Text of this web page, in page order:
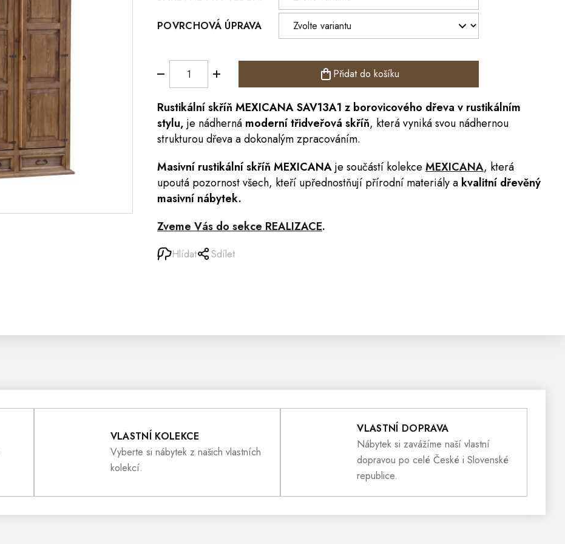
POVRCHOVÁ ÚPRAVA
Přidat do košíku
Rustikálnískříň MEXICANASAV13A1 z borovicového dřeva v rustikálním
stylu, je nádherná moderní třidveřová skříň, která vyniká svou nádhernou
strukturou dřeva a dokonalým zpracováním.
Masivní rustikální skříň MEXICANAje součástí kolekce MEXICANA, která
upoutá pozornost všech, kteří upřednostňují přírodní materiály a kvalitní dřevěný
masivní nábytek.
Zveme Vás do sekce REALIZACE.
Hlídat Sdílet
VLASTNÍ KOLEKCE
Vyberte si nábytek z našich vlastních
kolekcí.
VLASTNÍ DOPRAVA
Nábytek si zavážíme naší vlastní
dopravou po celé České i Slovenské
republice.